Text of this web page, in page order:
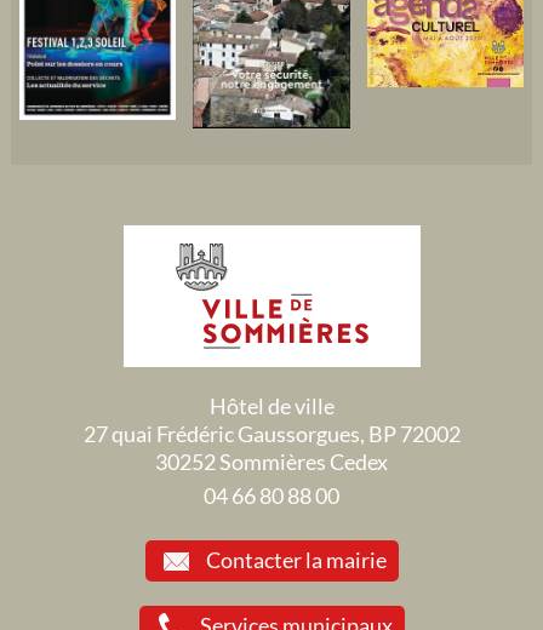
Hôtel de ville
27 quai Frédéric Gaussorgues, BP 72002
30252 Sommières Cedex
04 66 80 88 00
Contacter la mairie